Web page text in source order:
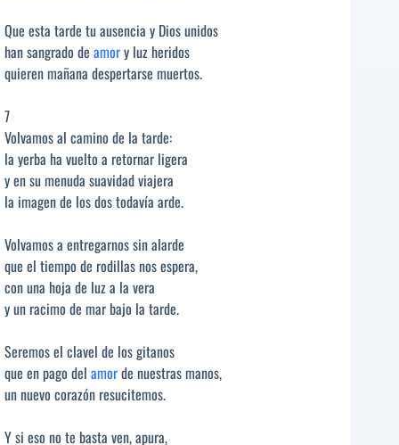
Que esta tarde tu ausencia y Dios unidos
han sangrado de amory luz heridos
quieren mañana despertarse muertos.
7
Volvamos al camino de la tarde:
la yerba ha vuelto a retornar ligera
y en su menuda suavidad viajera
la imagen de los dos todavía arde.
Volvamos a entregarnos sin alarde
que el tiempo de rodillas nos espera,
con una hoja de luz a la vera
y un racimo de mar bajo la tarde.
Seremos el clavel de los gitanos
que en pago del amorde nuestras manos,
un nuevo corazón resucitemos.
Y si eso no te basta ven, apura,